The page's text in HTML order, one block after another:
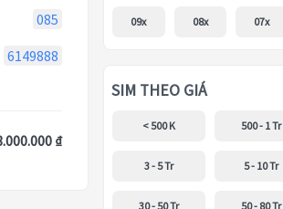
085
6149888
₫
09x 08x 07x
SIM THEO GIÁ
< 500 K 500 - 1 Tr
3 - 5 Tr 5 - 10 Tr
30 - 50 Tr 50 - 80 Tr